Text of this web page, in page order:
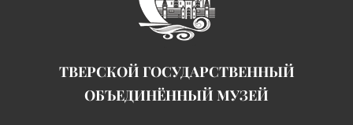
ТВЕРСКОЙ ГОСУДАРСТВЕННЫЙ
ОБЪЕДИНЁННЫЙ МУЗЕЙ